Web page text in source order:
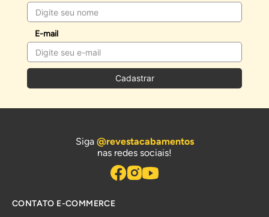
E-mail
Cadastrar
Siga @revestacabamentos
nas redes sociais!
CONTATO E-COMMERCE